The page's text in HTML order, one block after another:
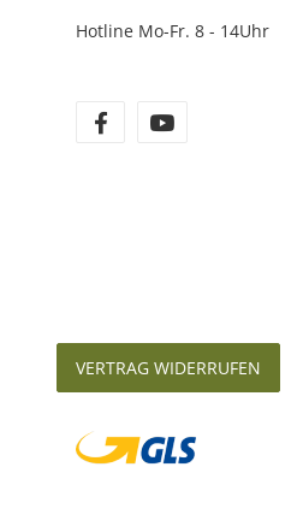
Hotline Mo-Fr. 8 - 14Uhr
VERTRAG WIDERRUFEN